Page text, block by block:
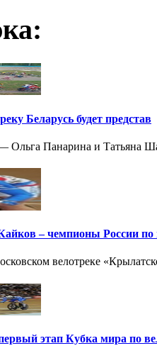
Беларусь будет представ
Ольга Панарина и Татьяна
– чемпионы России по
велотреке
этап Кубка мира по